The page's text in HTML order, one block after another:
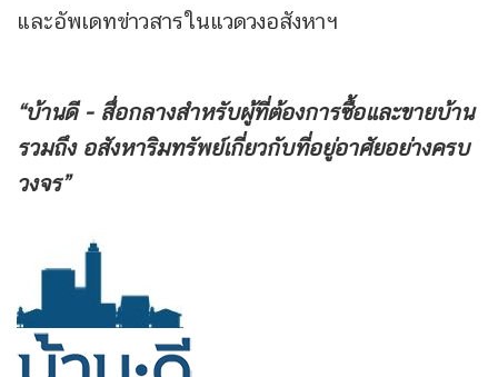
และอัพเดทข่าวสารในแวดวงอสังหาฯ
“บ้านดี - สื่อกลางสำหรับผู้ที่ต้องการซื้อและขายบ้าน
รวมถึง อสังหาริมทรัพย์เกี่ยวกับที่อยู่อาศัยอย่างครบ
วงจร”